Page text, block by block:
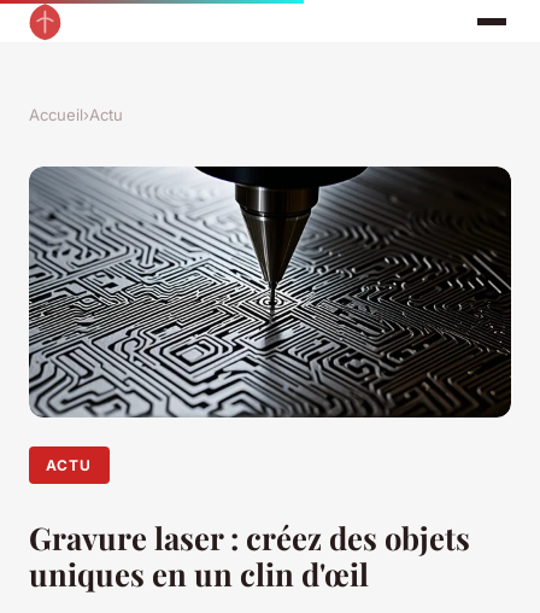
Accueil›Actu
ACTU
Gravure laser : créez des objets
uniques en un clin d'œil